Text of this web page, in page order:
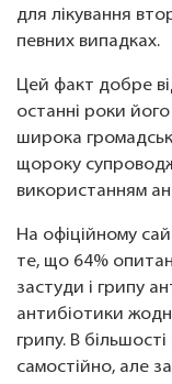
для лікування
певних випадках.
Цей факт добре
останні роки
широка
щороку
використанням
На офіційному
те, що 64%
застуди і грипу
антибіотики
грипу. В
самостійно, але